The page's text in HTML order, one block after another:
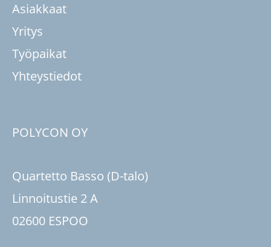
Asiakkaat
Yritys
Työpaikat
Yhteystiedot
POLYCON OY
Quartetto Basso (D-talo)
Linnoitustie 2 A
02600 ESPOO